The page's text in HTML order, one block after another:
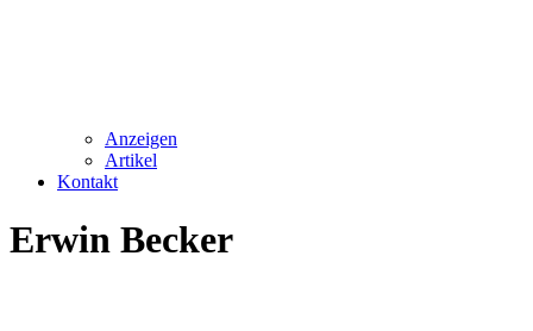
Anzeigen
Artikel
Kontakt
Erwin Becker